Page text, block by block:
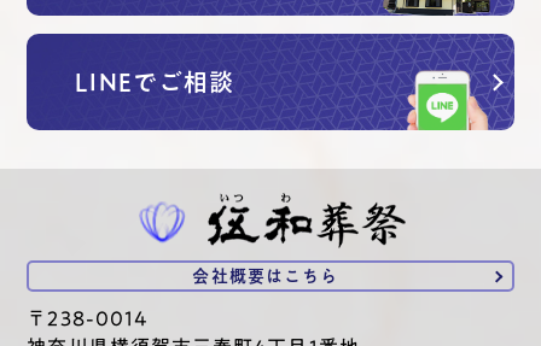
LINEでご相談
会社概要は こちら
〒238-0014